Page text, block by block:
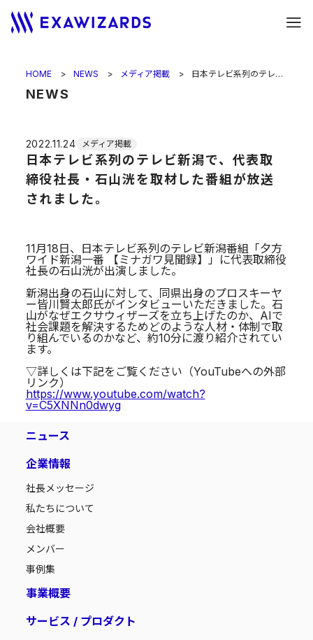
HOME NEWS メディア掲載 日本テレビ系列のテレビ新潟で、代表取締役社長・石山洸を取材した番組が放送されました。
NEWS
2022.11.24 メディア掲載
日本テレビ系列のテレビ新潟で、代表取
締役社長・石山洸を取材した番組が放送
されました。
11月18日、日本テレビ系列のテレビ新潟番組「夕方
ワイド新潟一番 【ミナガワ見聞録】」に代表取締役
社長の石山洸が出演しました。
新潟出身の石山に対して、同県出身のプロスキーヤ
ー皆川賢太郎氏がインタビューいただきました。石
山がなぜエクサウィザーズを立ち上げたのか、AIで
社会課題を解決するためどのような人材・体制で取
り組んでいるのかなど、約10分に渡り紹介されてい
ます。
▽詳しくは下記をご覧ください（YouTubeへの外部
リンク）
https://www.youtube.com/watch?
v=C5XNNn0dwyg
ニュース
企業情報
社長メッセージ
私たちについて
会社概要
メンバー
事例集
事業概要
サービス / プロダクト